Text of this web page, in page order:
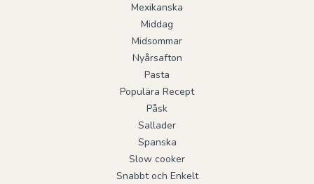
Mexikanska
Middag
Midsommar
Nyårsafton
Pasta
Populära Recept
Påsk
Sallader
Spanska
Slow cooker
Snabbt och Enkelt